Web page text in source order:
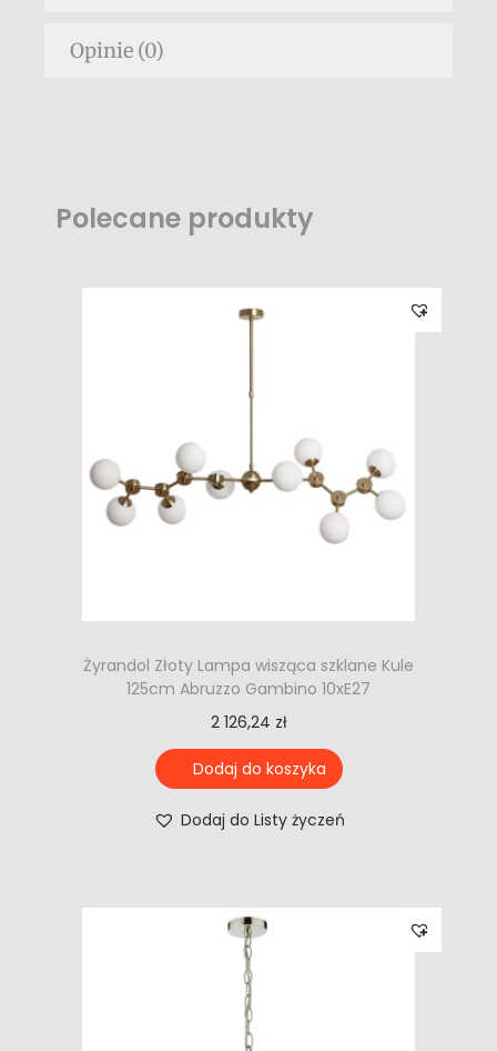
Opinie (0)
Polecane produkty
Żyrandol Złoty Lampa wisząca szklane Kule
125cm Abruzzo Gambino 10xE27
2 126,24 zł
Dodaj do koszyka
Dodaj do Listy życzeń